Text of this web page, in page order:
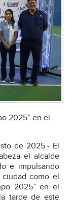
2025” en el
de 2025.- El
el alcalde
e impulsando
como el
2025” en el
tarde de este